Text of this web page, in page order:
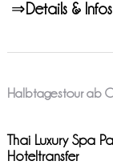
⇒Details & Infos
Halbtagestour ab
Thai Luxury Spa
Hoteltransfer